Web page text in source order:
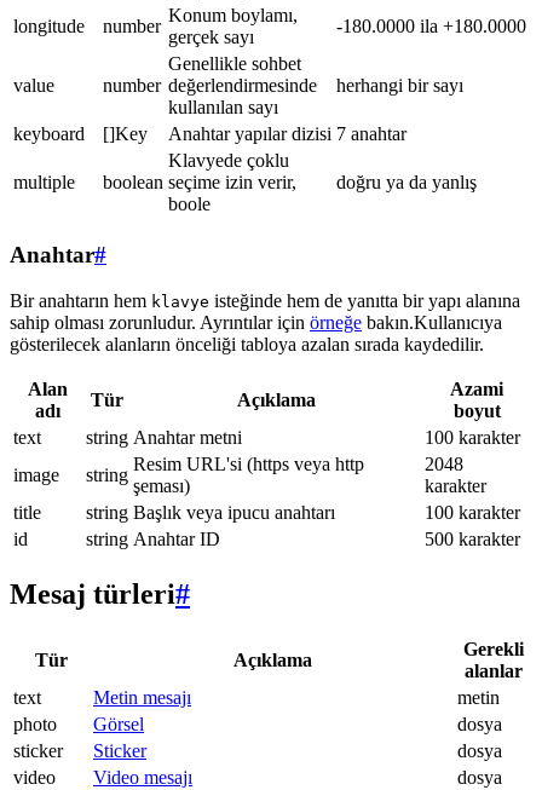
longitude number
Konum boylamı,
gerçek sayı
-180.0000 ila +180.0000
value number
Genellikle sohbet
değerlendirmesinde
kullanılan sayı
herhangi bir sayı
keyboard []Key Anahtar yapılar dizisi 7 anahtar
multiple boolean
Klavyede çoklu
seçime izin verir,
boole
doğru ya da yanlış
Anahtar#
Bir anahtarın hem klavye isteğinde hem de yanıtta bir yapı alanına
sahip olması zorunludur. Ayrıntılar için örneğe bakın.Kullanıcıya
gösterilecek alanların önceliği tabloya azalan sırada kaydedilir.
Alan
adı
Tür Açıklama
Azami
boyut
text
string Anahtar metni
100 karakter
image
string
Resim URL'si (https veya http
şeması)
2048
karakter
title
string Başlık veya ipucu anahtarı
100 karakter
id
string Anahtar ID 500 karakter
Mesaj türleri#
Tür Açıklama
Gerekli
alanlar
text
Metin mesajı
metin
photo
Görsel
dosya
sticker
Sticker
dosya
video
Video mesajı
dosya